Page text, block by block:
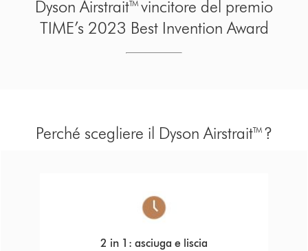
Dyson Airstrait™ vincitore del premio
TIME’s 2023 Best Invention Award
Perché scegliere il Dyson Airstrait™?
2 in 1: asciuga e liscia